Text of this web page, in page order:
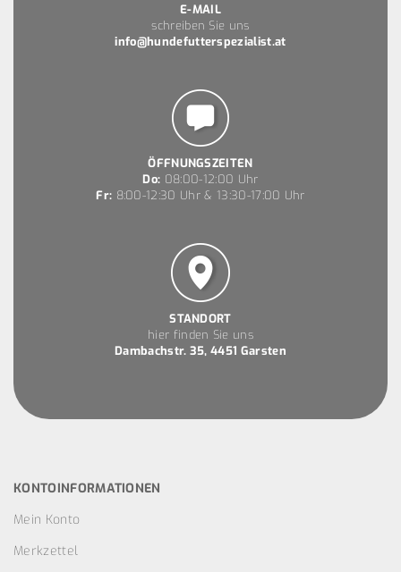
E-MAIL
schreiben Sie uns
info@hundefutterspezialist.at
ÖFFNUNGSZEITEN
Do: 08:00-12:00 Uhr
Fr: 8:00-12:30 Uhr & 13:30-17:00 Uhr
STANDORT
hier finden Sie uns
Dambachstr. 35, 4451 Garsten
KONTOINFORMATIONEN
Mein Konto
Merkzettel